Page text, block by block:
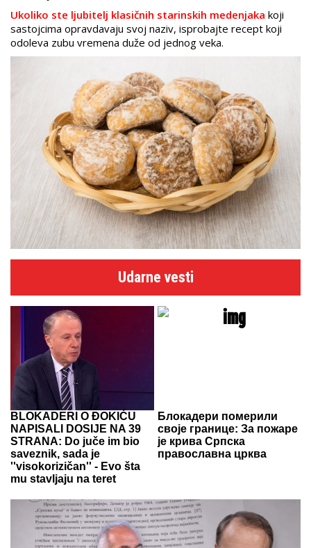
Ukoliko ste ljubitelj klasičnih starinskih medenjaka koji
sastojcima opravdavaju svoj naziv, isprobajte recept koji
odoleva zubu vremena duže od jednog veka.
Udarne vesti
BLOKADERI O ĐOKIĆU
NAPISALI DOSIJE NA 39
STRANA: Do juče im bio
saveznik, sada je
''visokorizičan'' - Evo šta
mu stavljaju na teret
Блокадери померили
своје границе: За пожаре
је крива Српска
православна црква